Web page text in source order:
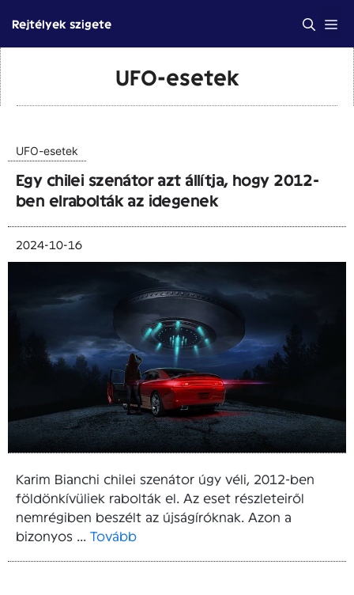
tartalomba
Rejtélyek szigete
UFO-esetek
UFO-esetek
Egy chilei szenátor azt állítja, hogy 2012-
ben elrabolták az idegenek
2024-10-16
Karim Bianchi chilei szenátor úgy véli, 2012-ben
földönkívüliek rabolták el. Az eset részleteiről
nemrégiben beszélt az újságíróknak. Azon a
bizonyos ... Tovább